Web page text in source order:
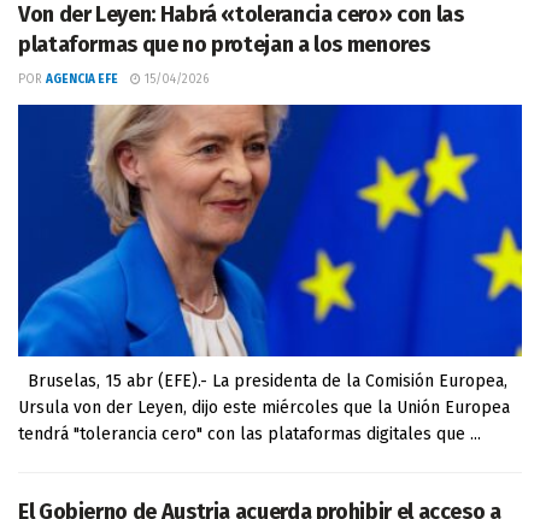
Von der Leyen: Habrá «tolerancia cero» con las
plataformas que no protejan a los menores
POR AGENCIA EFE 15/04/2026
Bruselas, 15 abr (EFE).- La presidenta de la Comisión Europea,
Ursula von der Leyen, dijo este miércoles que la Unión Europea
tendrá "tolerancia cero" con las plataformas digitales que ...
El Gobierno de Austria acuerda prohibir el acceso a